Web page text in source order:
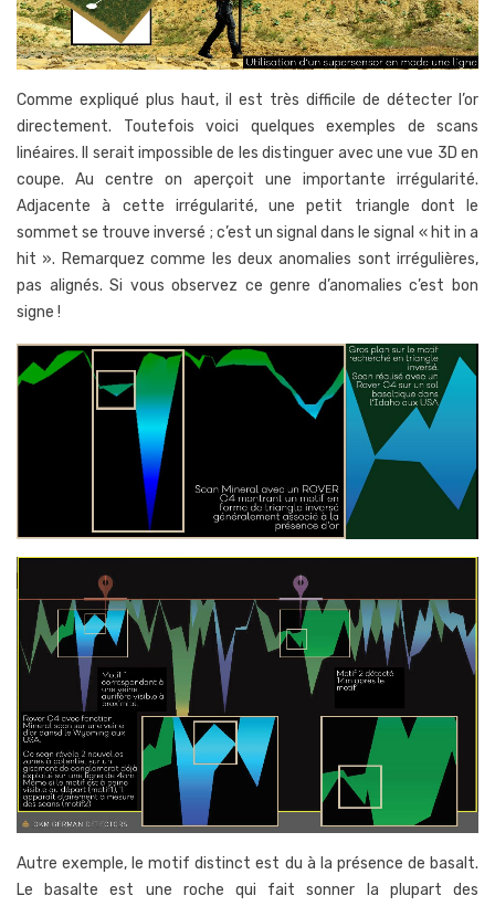
Comme expliqué plus haut, il est très difficile de détecter l’or
directement. Toutefois voici quelques exemples de scans
linéaires. Il serait impossible de les distinguer avec une vue 3D en
coupe. Au centre on aperçoit une importante irrégularité.
Adjacente à cette irrégularité, une petit triangle dont le
sommet se trouve inversé ; c’est un signal dans le signal « hit in a
hit ». Remarquez comme les deux anomalies sont irrégulières,
pas alignés. Si vous observez ce genre d’anomalies c’est bon
signe !
Autre exemple, le motif distinct est du à la présence de basalt.
Le basalte est une roche qui fait sonner la plupart des